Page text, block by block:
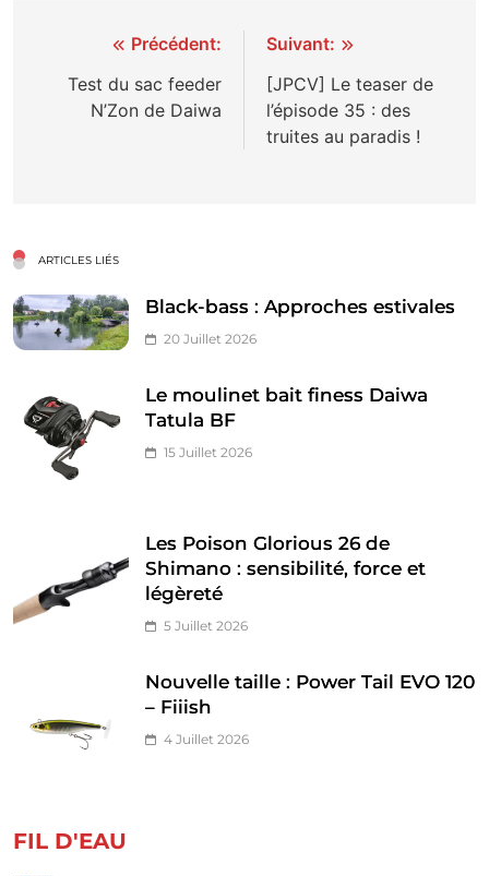
Navigation
l’article
Précédent:
Test du sac feeder
N’Zon de Daiwa
Suivant:
[JPCV] Le teaser de
l’épisode 35 : des
truites au paradis !
ARTICLES LIÉS
Black-bass : Approches estivales
20 Juillet 2026
Le moulinet bait finess Daiwa
Tatula BF
15 Juillet 2026
Les Poison Glorious 26 de
Shimano : sensibilité, force et
légèreté
5 Juillet 2026
Nouvelle taille : Power Tail EVO 120
– Fiiish
4 Juillet 2026
FIL D'EAU